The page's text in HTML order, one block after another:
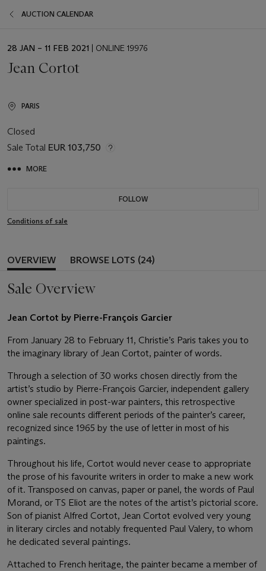
AUCTION CALENDAR
EVENT
28 JAN – 11 FEB 2021 | ONLINE 19976
Jean Cortot
PARIS
Closed
Sale Total EUR 103,750
MORE
FOLLOW
Conditions of sale
OVERVIEW BROWSE LOTS (24)
Sale Overview
Jean Cortot by Pierre-François Garcier
From January 28 to February 11, Christie’s Paris takes you to
the imaginary library of Jean Cortot, painter of words.
Through a selection of 30 works chosen directly from the
artist’s studio by Pierre-François Garcier, independent gallery
owner specialized in post-war painters, this retrospective
online sale recounts different periods of the painter’s career,
recognized since 1965 by the use of letter in most of his
paintings.
Throughout his life, Cortot would never cease to appropriate
the prose of his favourite writers in order to make a new work
of it. Transposed on canvas, paper or panel, the words of Paul
Morand, or TS Eliot are the notes of the artist’s pictorial score.
Son of pianist Alfred Cortot, Jean Cortot evolved very young
in literary circles and notably frequented Paul Valery, to whom
he dedicated several paintings.
Attached to French heritage, the painter became a member of